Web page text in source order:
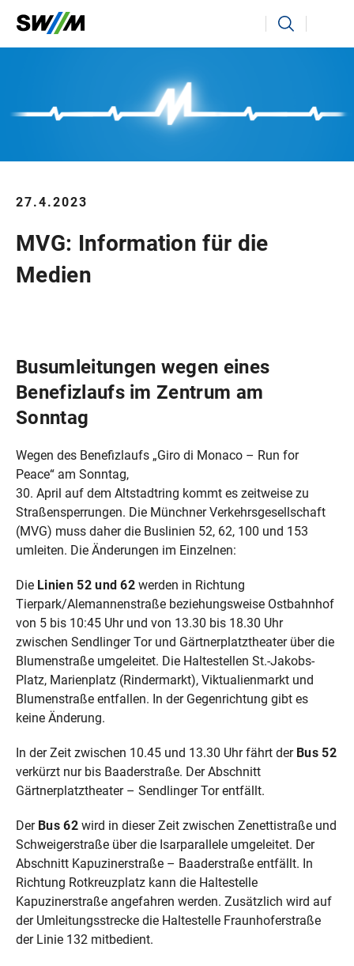
Ihr Suchbegriff Suchen
27.4.2023
MVG: Information für die
Medien
Busumleitungen wegen eines
Benefizlaufs im Zentrum am
Sonntag
Wegen des Benefizlaufs „Giro di Monaco – Run for
Peace“ am Sonntag,
30. April auf dem Altstadtring kommt es zeitweise zu
Straßensperrungen. Die Münchner Verkehrsgesellschaft
(MVG) muss daher die Buslinien 52, 62, 100 und 153
umleiten. Die Änderungen im Einzelnen:
Die Linien 52 und 62 werden in Richtung
Tierpark/Alemannenstraße beziehungsweise Ostbahnhof
von 5 bis 10:45 Uhr und von 13.30 bis 18.30 Uhr
zwischen Sendlinger Tor und Gärtnerplatztheater über die
Blumenstraße umgeleitet. Die Haltestellen St.-Jakobs-
Platz, Marienplatz (Rindermarkt), Viktualienmarkt und
Blumenstraße entfallen. In der Gegenrichtung gibt es
keine Änderung.
In der Zeit zwischen 10.45 und 13.30 Uhr fährt der Bus 52
verkürzt nur bis Baaderstraße. Der Abschnitt
Gärtnerplatztheater – Sendlinger Tor entfällt.
Der Bus 62wird in dieser Zeit zwischen Zenettistraße und
Schweigerstraße über die Isarparallele umgeleitet. Der
Abschnitt Kapuzinerstraße – Baaderstraße entfällt. In
Richtung Rotkreuzplatz kann die Haltestelle
Kapuzinerstraße angefahren werden. Zusätzlich wird auf
der Umleitungsstrecke die Haltestelle Fraunhoferstraße
der Linie 132 mitbedient.